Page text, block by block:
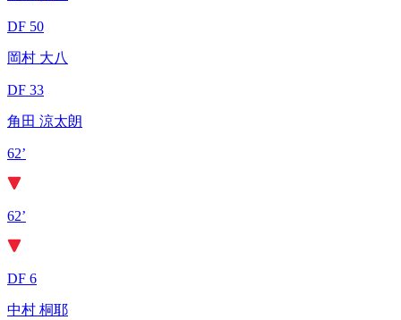
DF 50
岡村 大八
DF 33
角田 涼太朗
62’
62’
DF 6
中村 桐耶